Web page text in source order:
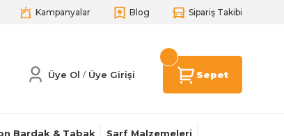
Kampanyalar Blog Sipariş Takibi
Üye Ol / Üye Girişi Sepet
Bardak & Tabak Sarf Malzemeleri